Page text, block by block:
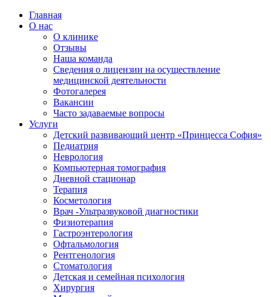
Главная
О нас
О клинике
Отзывы
Наша команда
Сведения о лицензии на осуществление
медицинской деятельности
Фотогалерея
Вакансии
Часто задаваемые вопросы
Услуги
Детский развивающий центр «Принцесса София»
Педиатрия
Неврология
Компьютерная томография
Дневной стационар
Терапия
Косметология
Врач -Ультразвуковой диагностики
Физиотерапия
Гастроэнтерология
Офтальмология
Рентгенология
Стоматология
Детская и семейная психология
Хирургия